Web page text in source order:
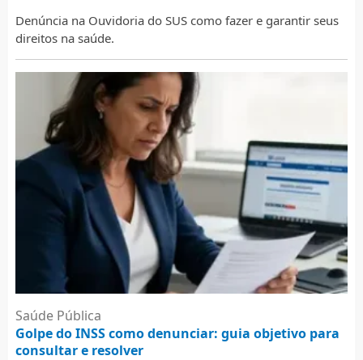
Denúncia na Ouvidoria do SUS como fazer e garantir seus
direitos na saúde.
Saúde Pública
Golpe do INSS como denunciar: guia objetivo para
consultar e resolver